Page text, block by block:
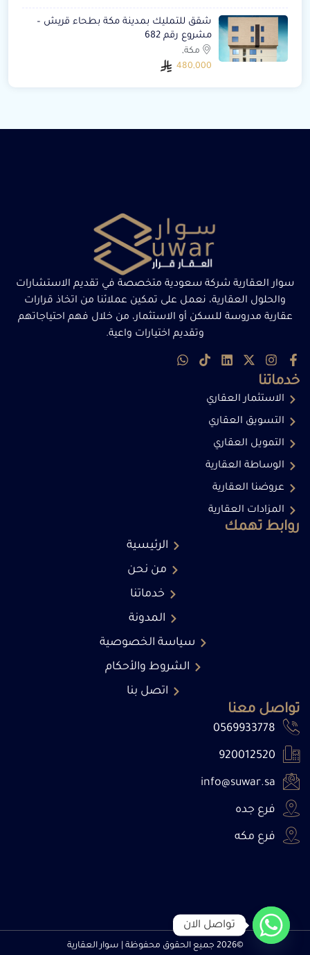
شقق للتمليك بمدينة مكة بطحاء قريش –
مشروع رقم 682
مكة,
480,000
سوار العقارية شركة سعودية متخصصة في تقديم الاستشارات
والحلول العقارية، نعمل على تمكين عملائنا من اتخاذ قرارات
عقارية مدروسة للسكن أو الاستثمار، من خلال فهم احتياجاتهم
وتقديم اختيارات واعية.
روابط تهمك
الرئيسية
من نحن
خدماتنا
المدونة
سياسة الخصوصية
الشروط والأحكام
اتصل بنا
خدماتنا
الاستثمار العقاري
التسويق العقاري
التمويل العقاري
الوساطة العقارية
عروضنا العقارية
المزادات العقارية
تواصل معنا
0569933778
920012520
info@suwar.sa
فرع جده
فرع مكه
©2026 جميع الحقوق محفوظة | سوار العقارية
تواصل الان